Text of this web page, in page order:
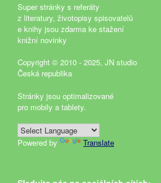
Super stránky s referáty
z literatury, životopisy spisovatelů
e knihy jsou zdarma ke stažení
knižní novinky
Copyright © 2010 - 2025, JN studio
Česká republika
Stránky jsou optimalizované
pro mobily a tablety.
Powered by Translate